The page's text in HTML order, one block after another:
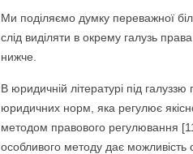
Ми поділяємо думку переважної
слід виділяти в окрему галузь
нижче.
В юридичній літературі під
юридичних норм, яка регулює
методом правового регулювання
особливого методу дає